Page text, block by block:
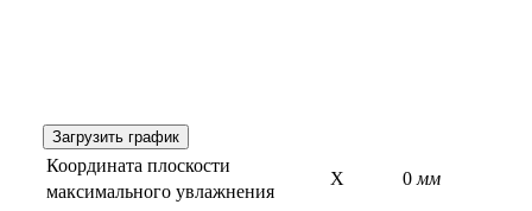
Загрузить график
Координата плоскости
максимального увлажнения
X 0 мм